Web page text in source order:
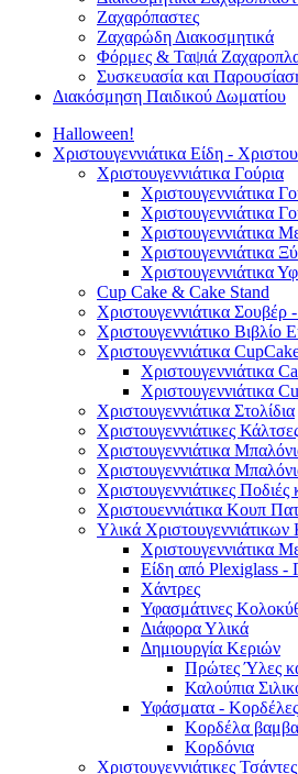
Ζαχαρόπαστες
Ζαχαρώδη Διακοσμητικά
Φόρμες & Ταψιά
Συσκευασία και
Διακόσμηση Παιδικού Δωματίου
Halloween!
Χριστουγεννιάτικα Είδη -
Χριστουγεννιάτικα Γούρια
Χριστουγεννιάτικα
Χριστουγεννιάτικα
Χριστουγεννιάτικα
Χριστουγεννιάτικα
Χριστουγεννιάτικα
Cup Cake & Cake Stand
Χριστουγεννιάτικα Σουβέρ
Χριστουγεννιάτικο Βιβλίο
Χριστουγεννιάτικα
Χριστουγεννιάτικα
Χριστουγεννιάτικα
Χριστουγεννιάτικα Στολίδια
Χριστουγεννιάτικες
Χριστουγεννιάτικα
Χριστουγεννιάτικα
Χριστουγεννιάτικες
Χριστουεννιάτικα Κουπ
Υλικά
Χριστουγεννιάτικα
Είδη από Plexiglass -
Χάντρες
Υφασμάτινες
Διάφορα Υλικά
Δημιουργία Κεριών
Πρώτες Ύλες
Καλούπια
Υφάσματα -
Κορδέλα
Κορδόνια
Χριστουγεννιάτικες